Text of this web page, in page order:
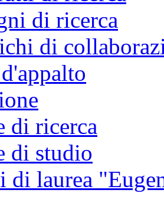
di ricerca
di
di ricerca
di studio
di laurea